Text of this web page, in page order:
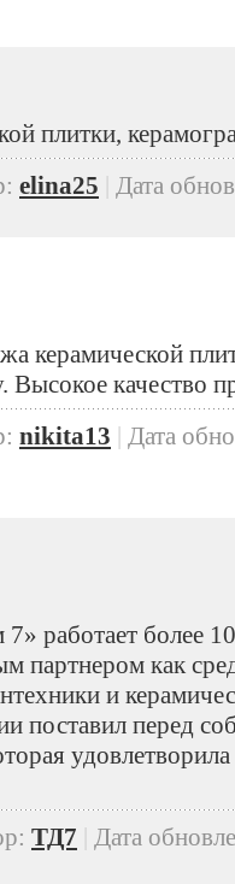
плитки,
elina25 Дата
керамической
качество
nikita13 | Дата
работает более
партнером как
и
поставил перед
ТД7 Дата